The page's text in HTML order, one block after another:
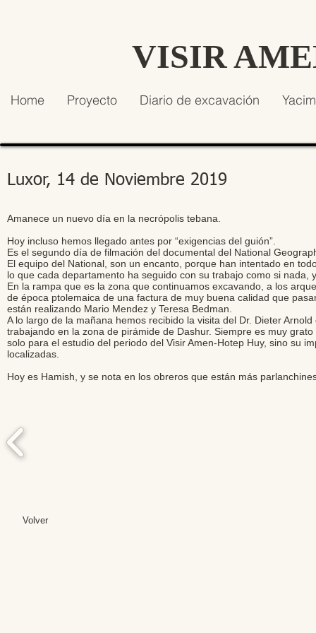
VISIR
Home Proyecto Diario de excavación
Luxor, 14 de Noviembre 2019
Amanece un nuevo día en la necrópolis tebana.
Hoy incluso hemos llegado antes por “exigencias del guión”.
Es el segundo día de filmación del documental del National
El equipo del National, son un encanto, porque han intentado en
lo que cada departamento ha seguido con su trabajo como si
En la rampa que es la zona que continuamos excavando, a los
de época ptolemaica de una factura de muy buena calidad que
están realizando Mario Mendez y Teresa Bedman.
A lo largo de la mañana hemos recibido la visita del Dr. Dieter
trabajando en la zona de pirámide de Dashur. Siempre es muy
solo para el estudio del periodo del Visir Amen-Hotep Huy, sino su
localizadas.
Hoy es Hamish, y se nota en los obreros que están más
Volver